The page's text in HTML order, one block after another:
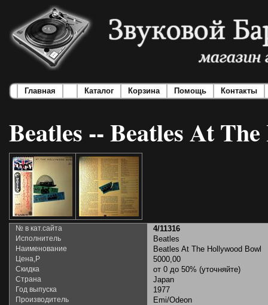
Главная Каталог Корзина Помощь Контакты
Beatles -- Beatles At
№ в кат.сайта 4/11316
Исполнитель Beatles
Наименование Beatles At The Hollywood Bowl
Цена,Р 5000,00
Скидка от 0 до 50% (уточняйте)
Страна Japan
Год выпуска 1977
Производитель Emi/Odeon